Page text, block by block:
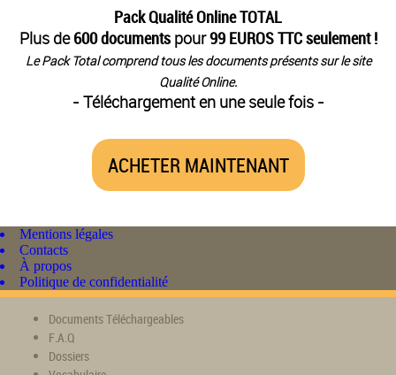
Pack Qualité Online TOTAL
Plus de600 documentspour99 EUROS TTC seulement !
Le Pack Total comprend tous les documents présents sur le site
Qualité Online.
- Téléchargement en une seule fois -
ACHETER MAINTENANT
Mentions légales
Contacts
À propos
Politique de confidentialité
Documents Téléchargeables
F.A.Q
Dossiers